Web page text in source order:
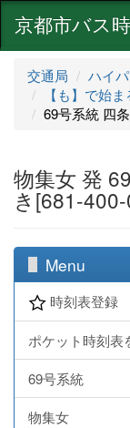
京都市バス
交通局 ハイ
【も】で始
69号系統 四
物集女 発
き[681-
Menu
時刻表登録
ポケット時刻表
69号系統
物集女